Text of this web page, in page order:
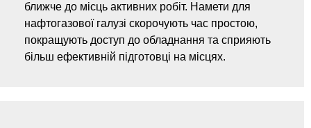
ближче до місць активних робіт. Намети для
нафтогазової галузі скорочують час простою,
покращують доступ до обладнання та сприяють
більш ефективній підготовці на місцях.